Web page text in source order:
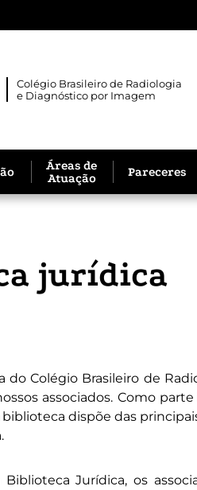
Colégio Brasileiro de Radiologia
e Diagnóstico por Imagem
Áreas de
Atuação
Pareceres
jurídica
do Colégio Brasileiro de
associados. Como
dispõe das
Jurídica, os